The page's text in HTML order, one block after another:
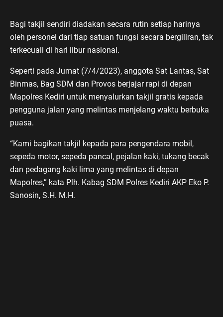
Bagi takjil sendiri diadakan secara rutin setiap harinya
oleh personel dari tiap satuan fungsi secara bergiliran, tak
terkecuali di hari libur nasional.
Seperti pada Jumat (7/4/2023), anggota Sat Lantas, Sat
Binmas, Bag SDM dan Provos berjajar rapi di depan
Mapolres Kediri untuk menyalurkan takjil gratis kepada
pengguna jalan yang melintas menjelang waktu berbuka
puasa.
“Kami bagikan takjil kepada para pengendara mobil,
sepeda motor, sepeda pancal, pejalan kaki, tukang becak
dan pedagang kaki lima yang melintas di depan
Mapolres,” kata Plh. Kabag SDM Polres Kediri AKP Eko P.
Sanosin, S.H. M.H.